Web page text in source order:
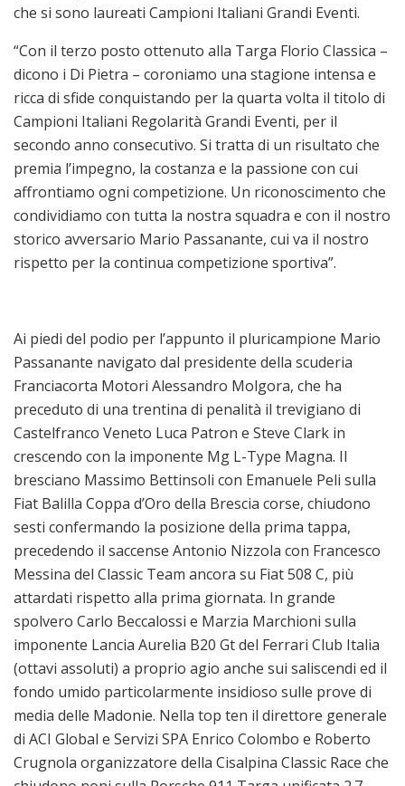
che si sono laureati Campioni Italiani Grandi Eventi.
“Con il terzo posto ottenuto alla Targa Florio Classica –
dicono i Di Pietra – coroniamo una stagione intensa e
ricca di sfide conquistando per la quarta volta il titolo di
Campioni Italiani Regolarità Grandi Eventi, per il
secondo anno consecutivo. Si tratta di un risultato che
premia l’impegno, la costanza e la passione con cui
affrontiamo ogni competizione. Un riconoscimento che
condividiamo con tutta la nostra squadra e con il nostro
storico avversario Mario Passanante, cui va il nostro
rispetto per la continua competizione sportiva”.
Ai piedi del podio per l’appunto il pluricampione Mario
Passanante navigato dal presidente della scuderia
Franciacorta Motori Alessandro Molgora, che ha
preceduto di una trentina di penalità il trevigiano di
Castelfranco Veneto Luca Patron e Steve Clark in
crescendo con la imponente Mg L-Type Magna. Il
bresciano Massimo Bettinsoli con Emanuele Peli sulla
Fiat Balilla Coppa d’Oro della Brescia corse, chiudono
sesti confermando la posizione della prima tappa,
precedendo il saccense Antonio Nizzola con Francesco
Messina del Classic Team ancora su Fiat 508 C, più
attardati rispetto alla prima giornata. In grande
spolvero Carlo Beccalossi e Marzia Marchioni sulla
imponente Lancia Aurelia B20 Gt del Ferrari Club Italia
(ottavi assoluti) a proprio agio anche sui saliscendi ed il
fondo umido particolarmente insidioso sulle prove di
media delle Madonie. Nella top ten il direttore generale
di ACI Global e Servizi SPA Enrico Colombo e Roberto
Crugnola organizzatore della Cisalpina Classic Race che